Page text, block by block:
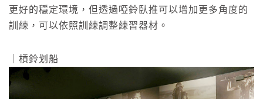
更好的穩定環境，但透過啞鈴臥推可以增加更多角度的
訓練，可以依照訓練調整練習器材。
｜槓鈴划船